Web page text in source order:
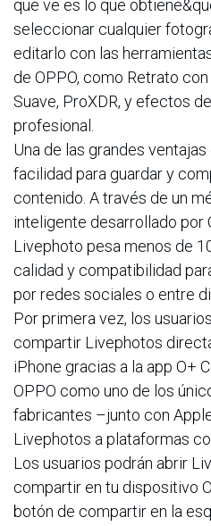
que ve es lo que
seleccionar cualquier
editarlo con las
de OPPO, como Retrato con
Suave, ProXDR, y efectos
profesional.
Una de las grandes
facilidad para guardar y
contenido. A través de un
inteligente desarrollado por
Livephoto pesa menos de
calidad y compatibilidad
por redes sociales o entre
Por primera vez, los
compartir Livephotos
iPhone gracias a la app O+
OPPO como uno de los
fabricantes –junto con
Livephotos a plataformas
Los usuarios podrán abrir
compartir en tu dispositivo
botón de compartir en la